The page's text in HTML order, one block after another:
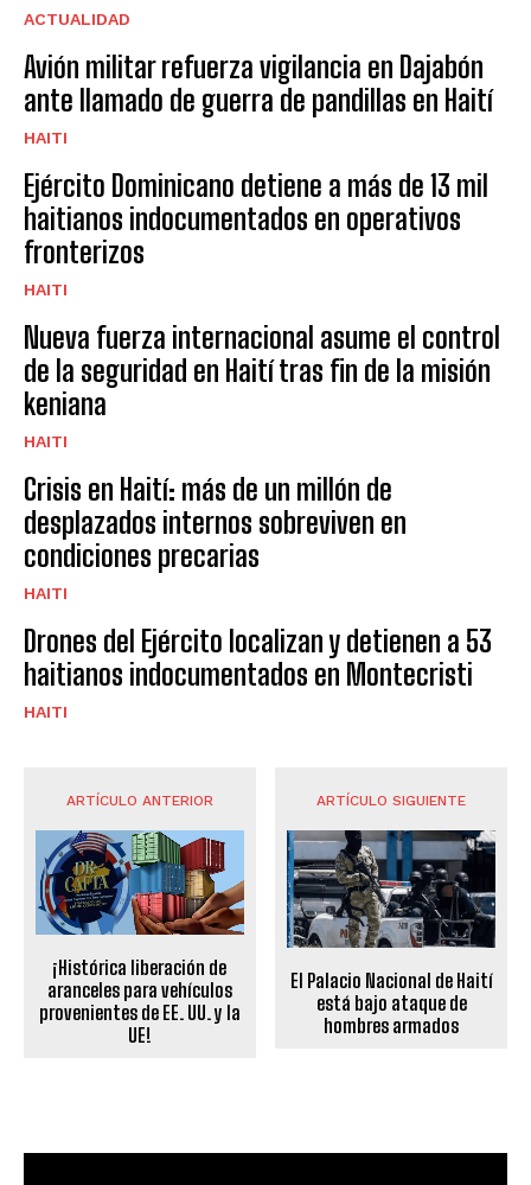
ACTUALIDAD
Avión militar refuerza vigilancia en Dajabón
ante llamado de guerra de pandillas en Haití
HAITI
Ejército Dominicano detiene a más de 13 mil
haitianos indocumentados en operativos
fronterizos
HAITI
Nueva fuerza internacional asume el control
de la seguridad en Haití tras fin de la misión
keniana
HAITI
Crisis en Haití: más de un millón de
desplazados internos sobreviven en
condiciones precarias
HAITI
Drones del Ejército localizan y detienen a 53
haitianos indocumentados en Montecristi
HAITI
ARTÍCULO ANTERIOR
¡Histórica liberación de
aranceles para vehículos
provenientes de EE. UU. y la
UE!
ARTÍCULO SIGUIENTE
El Palacio Nacional de Haití
está bajo ataque de
hombres armados